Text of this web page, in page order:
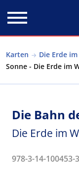
Karten Die Erde
Sonne - Die Erde im
Die Bahn
Die Erde im
978-3-14-